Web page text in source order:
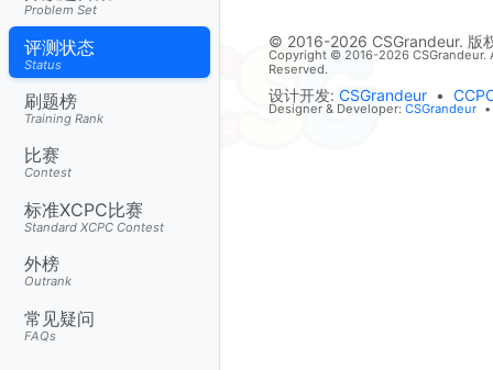
Problem Set
评测状态
Status
刷题榜
Training Rank
比赛
Contest
标准XCPC比赛
Standard XCPC Contest
外榜
Outrank
常见疑问
FAQs
© 2016-2026 CSGrandeur. 版
Copyright © 2016-2026 CSGrandeur.
Reserved.
设计开发: CSGrandeur •
Designer & Developer: CSGrandeur •